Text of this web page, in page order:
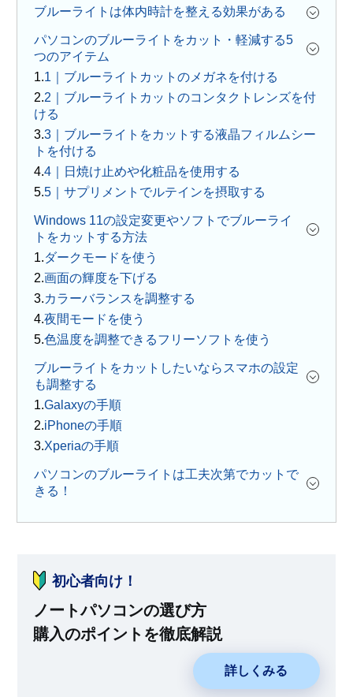
ブルーライトは体内時計を整える効果がある
パソコンのブルーライトをカット・軽減する5
つのアイテム
1｜ブルーライトカットのメガネを付ける
2｜ブルーライトカットのコンタクトレンズを付
ける
3｜ブルーライトをカットする液晶フィルムシー
トを付ける
4｜日焼け止めや化粧品を使用する
5｜サプリメントでルテインを摂取する
Windows 11の設定変更やソフトでブルーライ
トをカットする方法
ダークモードを使う
画面の輝度を下げる
カラーバランスを調整する
夜間モードを使う
色温度を調整できるフリーソフトを使う
ブルーライトをカットしたいならスマホの設定
も調整する
Galaxyの手順
iPhoneの手順
Xperiaの手順
パソコンのブルーライトは工夫次第でカットで
きる！
初心者向け！
ノートパソコンの選び方
購入のポイントを徹底解説
詳しくみる